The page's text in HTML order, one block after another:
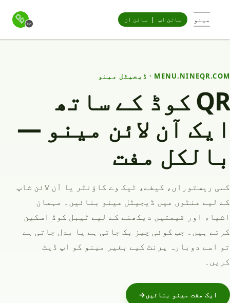
سائن اپ سائن ان مینو
MENU.NINEQR.COM · ڈیجیٹل مینو
QR کوڈ کے ساتھ
ایک آن لائن مینو —
بالکل مفت
کسی ریستوراں، کیفے، ٹیک وے کاؤنٹر یا آن لائن شاپ
کے لیے منٹوں میں ڈیجیٹل مینو بنائیں۔ مہمان
اشیاء اور قیمتیں دیکھنے کے لیے ٹیبل کوڈ اسکین
کرتے ہیں۔ جب کوئی چیز بک جاتی ہے یا بدل جاتی ہے
تو اسے دوبارہ پرنٹ کیے بغیر مینو کو اپ ڈیٹ
کریں۔
ایک مفت مینو بنائیں→